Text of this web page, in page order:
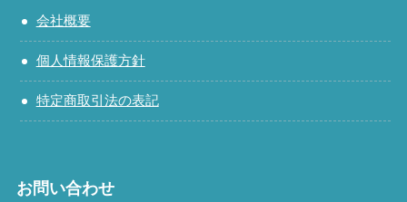
会社概要
個人情報保護方針
特定商取引法の表記
お問い合わせ